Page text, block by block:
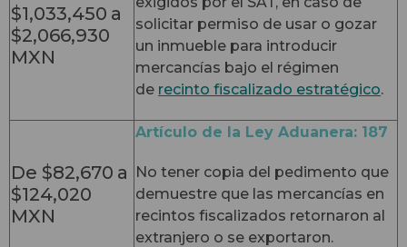
$1,033,450 a
$2,066,930
MXN
solicitar permiso de usar o gozar
un inmueble para introducir
mercancías bajo el régimen
de recinto fiscalizado estratégico.
De $82,670 a
$124,020
MXN
Artículo de la Ley Aduanera: 187
No tener copia del pedimento que
demuestre que las mercancías en
recintos fiscalizados retornaron al
extranjero o se exportaron.